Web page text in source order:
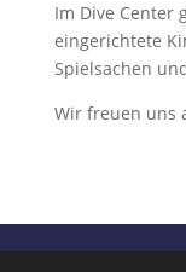
Im Dive Center
eingerichtete
Spielsachen
Wir freuen uns